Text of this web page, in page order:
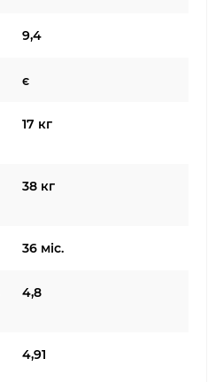
9,4
є
17 кг
38 кг
36 міс.
4,8
4,91